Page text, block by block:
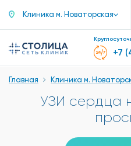
Клиника м. Новаторская
+7
Главная Клиника м.
УЗИ сердца